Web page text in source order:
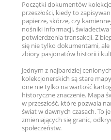
Początki dokumentów
przeszłości, kiedy to
papierze, skórze, czy
nośniki informacji, świadectwa
potwierdzenia transakcji. Z
się nie tylko dokumentami, ale
zbiory pasjonatów historii i
Jednym z najbardziej
kolekcjonerskich są stare
one nie tylko na wartość
historyczne znaczenie. Mapa
w przeszłość, które pozwala
świat w dawnych czasach. To
zmieniających się granic,
społeczeństw.